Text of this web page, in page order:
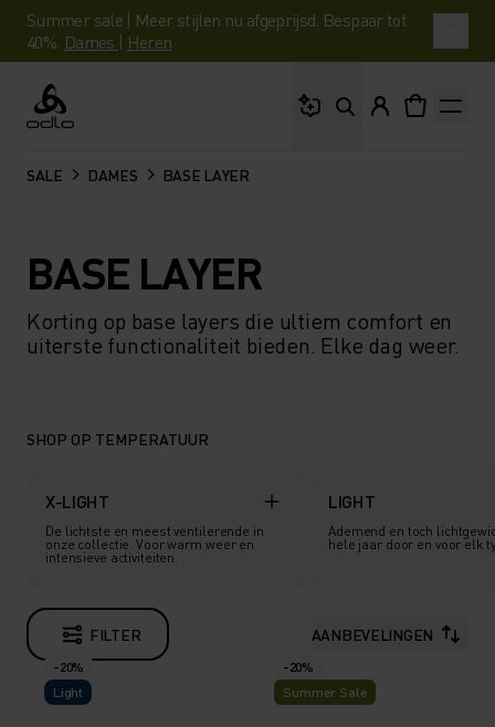
Summer sale | Meer stijlen nu afgeprijsd. Bespaar tot
40%. Dames | Heren
Odlo
SALE DAMES BASE LAYER
BASE LAYER
Korting op base layers die ultiem comfort en
uiterste functionaliteit bieden. Elke dag weer.
SHOP OP TEMPERATUUR
X-LIGHT
De lichtste en meest ventilerende in
onze collectie. Voor warm weer en
intensieve activiteiten.
LIGHT
Ademend en toch
hele jaar door en voor elk
FILTER AANBEVELINGEN
-20%
Light
-20%
Summer Sale